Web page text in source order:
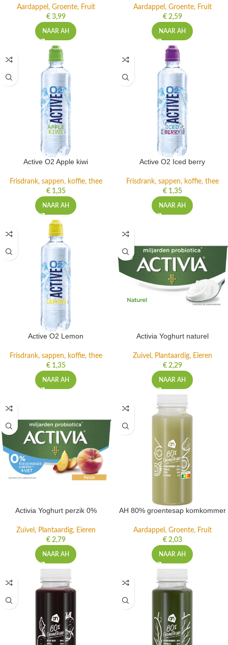
Aardappel, Groente, Fruit
€3,99
NAAR AH
Aardappel, Groente, Fruit
€2,59
NAAR AH
Active O2 Apple kiwi
Frisdrank, sappen, koffie, thee
€1,35
NAAR AH
Active O2 Iced berry
Frisdrank, sappen, koffie, thee
€1,35
NAAR AH
Active O2 Lemon
Frisdrank, sappen, koffie, thee
€1,35
NAAR AH
Activia Yoghurt naturel
Zuivel, Plantaardig, Eieren
€2,29
NAAR AH
Activia Yoghurt perzik 0%
Zuivel, Plantaardig, Eieren
€2,79
NAAR AH
AH 80% groentesap komkommer
Aardappel, Groente, Fruit
€2,03
NAAR AH